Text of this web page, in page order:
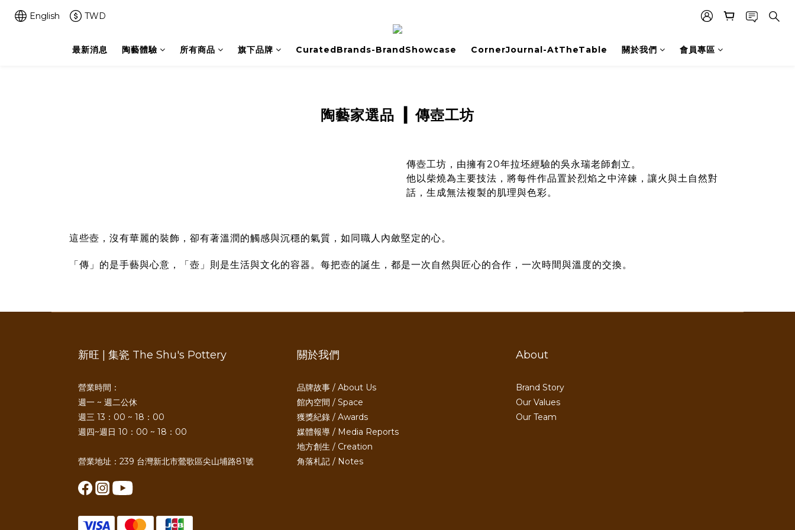
English TWD
最新消息 陶藝體驗 所有商品 旗下品牌 CuratedBrands-BrandShowcase CornerJournal-AtTheTable 關於我們 會員專區
陶藝家選品 ▎傳壺工坊
傳壺工坊，由擁有20年拉坯經驗的吳永瑞老師創立。
他以柴燒為主要技法，將每件作品置於烈焰之中淬鍊，讓火與土自然對
話，生成無法複製的肌理與色彩。
這些壺，沒有華麗的裝飾，卻有著溫潤的觸感與沉穩的氣質，如同職人內斂堅定的心。
「傳」的是手藝與心意，「壺」則是生活與文化的容器。每把壺的誕生，都是一次自然與匠心的合作，一次時間與溫度的交換。
新旺 | 集瓷 The Shu's Pottery
營業時間：
週一 ~ 週二公休
週三 13：00 ~ 18：00
週四~週日 10：00 ~ 18：00
營業地址：239 台灣新北市鶯歌區尖山埔路81號
關於我們
品牌故事 / About Us
館內空間 / Space
獲獎紀錄 / Awards
媒體報導 / Media Reports
地方創生 / Creation
角落札記 / Notes
About
Brand Story
Our Values
Our Team